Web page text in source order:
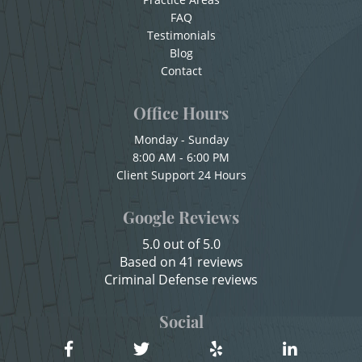
Sexual Battery
Statutory Rape
Burglary of a Safe or Vault
Grand Theft Auto
Petty Theft
Receiving Stolen Property
Cuarta Ofensa De DUI
Child Endangerment
Child Pornography
Credit Card Fraud
Criminal Threats
Damaging Phone, Electrical Or Utility Lines
FAQ
Testimonials
Blog
Contact
Office Hours
Monday - Sunday
8:00 AM - 6:00 PM
Client Support 24 Hours
Google Reviews
5.0 out of 5.0
Based on 41 reviews
Criminal Defense reviews
Social